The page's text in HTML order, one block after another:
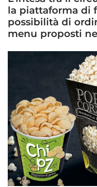
la piattaforma di
possibilità di
menu proposti